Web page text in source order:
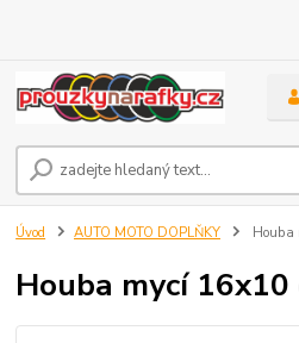
Úvod AUTO MOTO DOPLŇKY Houba
Houba mycí 16x10